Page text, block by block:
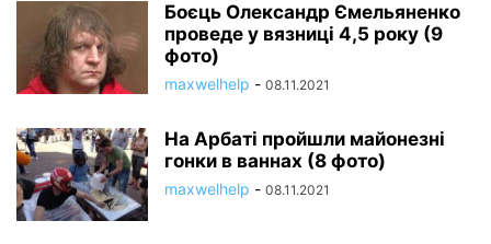
Боєць Олександр Ємельяненко
проведе у вязниці 4,5 року (9
фото)
maxwelhelp - 08.11.2021
На Арбаті пройшли майонезні
гонки в ваннах (8 фото)
maxwelhelp - 08.11.2021